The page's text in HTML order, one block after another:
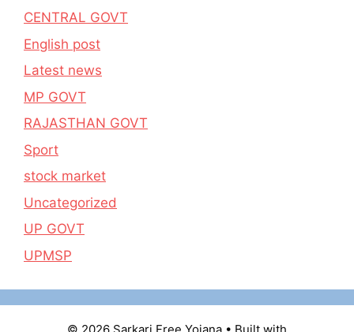
CENTRAL GOVT
English post
Latest news
MP GOVT
RAJASTHAN GOVT
Sport
stock market
Uncategorized
UP GOVT
UPMSP
© 2026 Sarkari Free Yojana • Built with